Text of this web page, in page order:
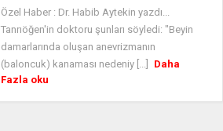
Özel Haber : Dr. Habib Aytekin yazdı...
Tanrıöğen'in doktoru şunları söyledi: "Beyin
damarlarında oluşan anevrizmanın
(baloncuk) kanaması nedeniy [...]
Daha
Fazla oku